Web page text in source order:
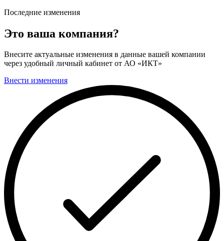
Последние изменения
Это ваша компания?
Внесите актуальные изменения в данные вашей компании
через удобный личный кабинет от АО «ИКТ»
Внести изменения